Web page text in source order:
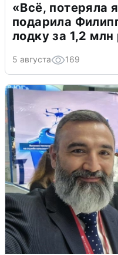
«Всё, потеряла
подарила
лодку за 1,2 млн
5 августа 169